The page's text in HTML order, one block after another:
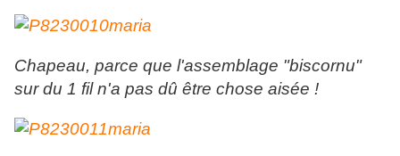
Chapeau, parce que l'assemblage "biscornu"
sur du 1 fil n'a pas dû être chose aisée !